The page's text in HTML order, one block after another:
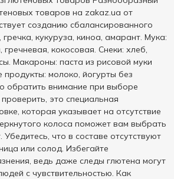
товаров на zakaz.ua от
созданию сбалансированного
кукуруза, киноа, амарант. Мука:
гречневая, кокосовая. Снеки: хлеб,
Макароны: паста из рисовой муки
молоко, йогурты без
обратить внимание при выборе
это специальная
которая указывает на отсутствие
колоса поможет вам выбрать
что в составе отсутствуют
или солод. Избегайте
ведь даже следы глютена могут
с чувствительностью. Как